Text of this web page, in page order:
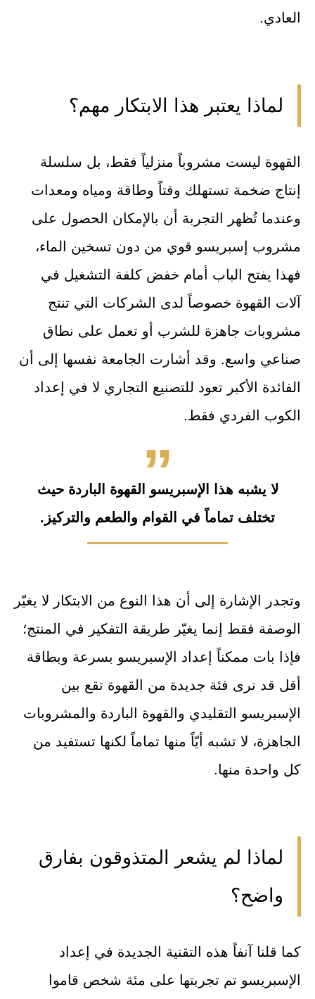
العادي.
لماذا يعتبر هذا الابتكار مهم؟
القهوة ليست مشروباً منزلياً فقط، بل سلسلة
إنتاج ضخمة تستهلك وقتاً وطاقة ومياه ومعدات
وعندما تُظهر التجربة أن بالإمكان الحصول على
مشروب إسبريسو قوي من دون تسخين الماء،
فهذا يفتح الباب أمام خفض كلفة التشغيل في
آلات القهوة خصوصاً لدى الشركات التي تنتج
مشروبات جاهزة للشرب أو تعمل على نطاق
صناعي واسع. وقد أشارت الجامعة نفسها إلى أن
الفائدة الأكبر تعود للتصنيع التجاري لا في إعداد
الكوب الفردي فقط.
لا يشبه هذا الإسبريسو القهوة الباردة حيث
تختلف تماماً في القوام والطعم والتركيز.
وتجدر الإشارة إلى أن هذا النوع من الابتكار لا يغيّر
الوصفة فقط إنما يغيّر طريقة التفكير في المنتج؛
فإذا بات ممكناً إعداد الإسبريسو بسرعة وبطاقة
أقل قد نرى فئة جديدة من القهوة تقع بين
الإسبريسو التقليدي والقهوة الباردة والمشروبات
الجاهزة، لا تشبه أيّاً منها تماماً لكنها تستفيد من
كل واحدة منها.
لماذا لم يشعر المتذوقون بفارق
واضح؟
كما قلنا آنفاً هذه التقنية الجديدة في إعداد
الإسبريسو تم تجربتها على مئة شخص قاموا